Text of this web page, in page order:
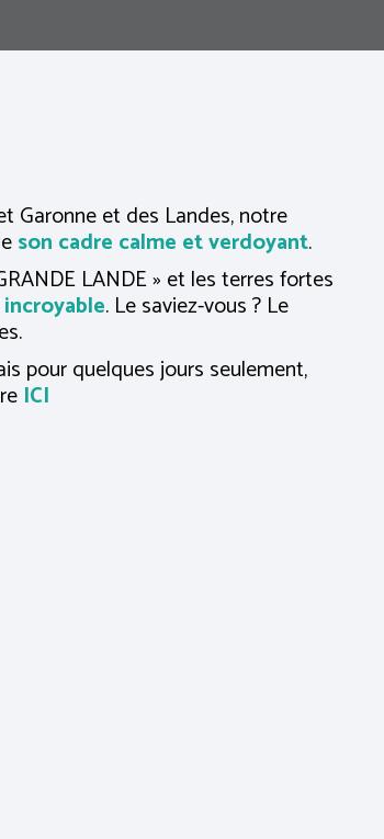
Garonne et des Landes, notre
son cadre calme et verdoyant.
LANDE » et les terres fortes
. Le saviez-vous ? Le
pour quelques jours seulement,
ICI